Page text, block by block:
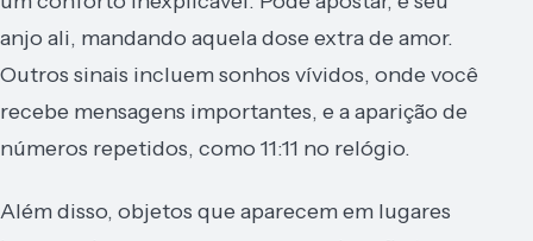
anjo ali, mandando aquela dose extra de amor.
Outros sinais incluem sonhos vívidos, onde você
recebe mensagens importantes, e a aparição de
números repetidos, como 11:11 no relógio.
Além disso, objetos que aparecem em lugares